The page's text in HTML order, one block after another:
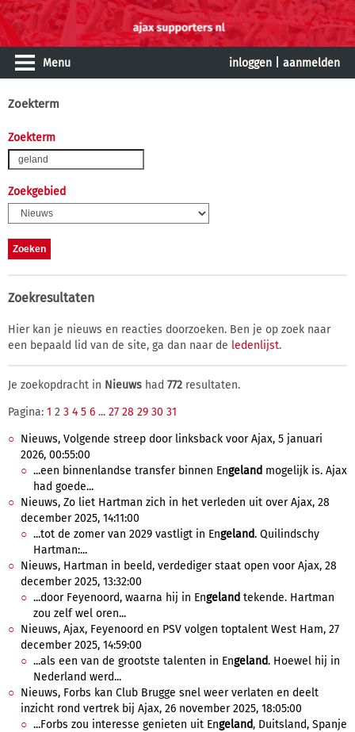
Menu inloggen aanmelden
Zoekterm
Zoekterm
Zoekgebied
Zoekresultaten
Hier kan je nieuws en reacties doorzoeken. Ben je op zoek naar
een bepaald lid van de site, ga dan naar de ledenlijst.
Je zoekopdracht in Nieuws had 772 resultaten.
Pagina: 1 2 3 4 5 6 ... 27 28 29 30 31
Nieuws, Volgende streep door linksback voor Ajax, 5 januari
2026, 00:55:00
...een binnenlandse transfer binnen Engeland mogelijk is. Ajax
had goede...
Nieuws, Zo liet Hartman zich in het verleden uit over Ajax, 28
december 2025, 14:11:00
...tot de zomer van 2029 vastligt in Engeland. Quilindschy
Hartman:...
Nieuws, Hartman in beeld, verdediger staat open voor Ajax, 28
december 2025, 13:32:00
...door Feyenoord, waarna hij in Engeland tekende. Hartman
zou zelf wel oren...
Nieuws, Ajax, Feyenoord en PSV volgen toptalent West Ham, 27
december 2025, 14:59:00
...als een van de grootste talenten in Engeland. Hoewel hij in
Nederland werd...
Nieuws, Forbs kan Club Brugge snel weer verlaten en deelt
inzicht rond vertrek bij Ajax, 26 november 2025, 18:05:00
...Forbs zou interesse genieten uit Engeland, Duitsland, Spanje